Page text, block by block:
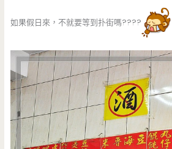
如果假日來，不就要等到扑街嗎????